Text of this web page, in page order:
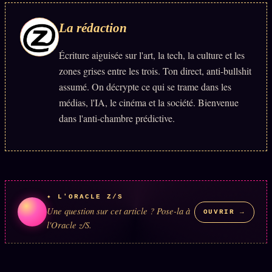
Se connecter
z/S SYSTEMS
BRAINS MODELS
SMK Manifeste
Gossip Manifeste
Gossip Pacte
Infofiction
La rédaction
Écriture aiguisée sur l'art, la tech, la culture et les
zones grises entre les trois. Ton direct, anti-bullshit
assumé. On décrypte ce qui se trame dans les
médias, l'IA, le cinéma et la société. Bienvenue
dans l'anti-chambre prédictive.
✦ L'ORACLE Z/S
Une question sur cet article ? Pose-la à
l'Oracle z/S.
OUVRIR →